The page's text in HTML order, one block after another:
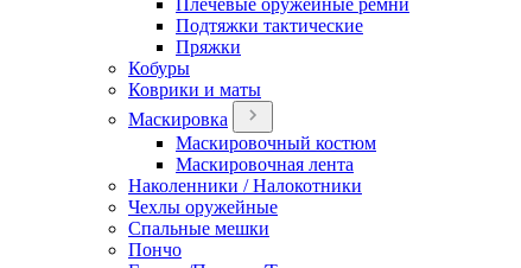
Плечевые оружейные ремни
Подтяжки тактические
Пряжки
Кобуры
Коврики и маты
Маскировка
Маскировочный костюм
Маскировочная лента
Наколенники / Налокотники
Чехлы оружейные
Спальные мешки
Пончо